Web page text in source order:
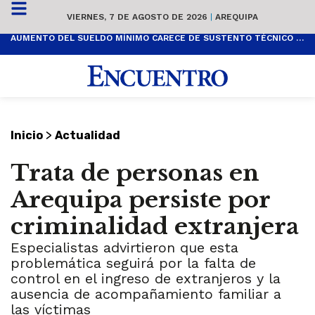
VIERNES, 7 DE AGOSTO DE 2026 | AREQUIPA
AUMENTO DEL SUELDO MÍNIMO CARECE DE SUSTENTO TÉCNICO Y ES POPULISTA
Inicio > Actualidad
Trata de personas en
Arequipa persiste por
criminalidad extranjera
Especialistas advirtieron que esta
problemática seguirá por la falta de
control en el ingreso de extranjeros y la
ausencia de acompañamiento familiar a
las víctimas